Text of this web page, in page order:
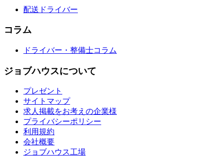
配送ドライバー
コラム
ドライバー・整備士コラム
ジョブハウスについて
プレゼント
サイトマップ
求人掲載をお考えの企業様
プライバシーポリシー
利用規約
会社概要
ジョブハウス工場